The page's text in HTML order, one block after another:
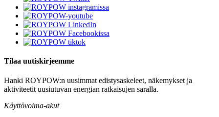
Tilaa uutiskirjeemme
Hanki ROYPOW:n uusimmat edistysaskeleet, näkemykset ja
aktiviteetit uusiutuvan energian ratkaisujen saralla.
Käyttövoima-akut